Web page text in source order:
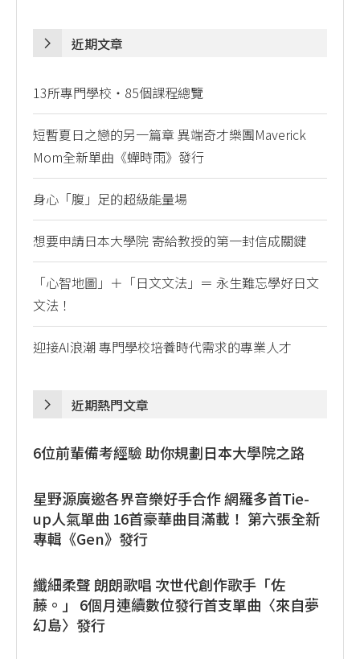
近期文章
13所專門學校・85個課程總覽
短暫夏日之戀的另一篇章 異端奇才樂團Maverick
Mom全新單曲《蟬時雨》發行
身心「腹」足的超級能量場
想要申請日本大學院 寄給教授的第一封信成關鍵
「心智地圖」＋「日文文法」＝ 永生難忘學好日文
文法！
迎接AI浪潮 專門學校培養時代需求的專業人才
近期熱門文章
6位前輩備考經驗 助你規劃日本大學院之路
星野源廣邀各界音樂好手合作 網羅多首Tie-
up人氣單曲 16首豪華曲目滿載！ 第六張全新
專輯《Gen》發行
纖細柔聲 朗朗歌唱 次世代創作歌手「佐
藤。」 6個月連續數位發行首支單曲〈來自夢
幻島〉發行